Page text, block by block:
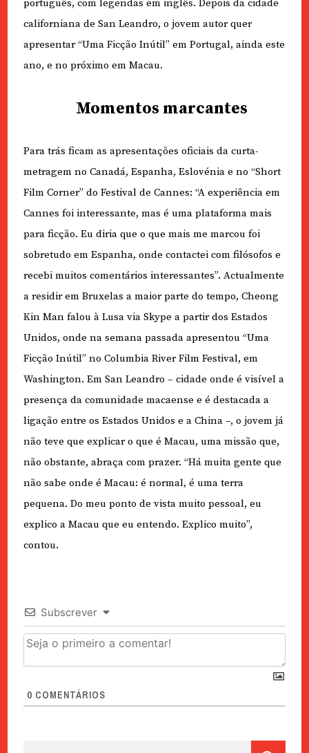
português, com legendas em inglês. Depois da cidade
californiana de San Leandro, o jovem autor quer
apresentar “Uma Ficção Inútil” em Portugal, ainda este
ano, e no próximo em Macau.
Momentos marcantes
Para trás ficam as apresentações oficiais da curta-
metragem no Canadá, Espanha, Eslovénia e no “Short
Film Corner” do Festival de Cannes: “A experiência em
Cannes foi interessante, mas é uma plataforma mais
para ficção. Eu diria que o que mais me marcou foi
sobretudo em Espanha, onde contactei com filósofos e
recebi muitos comentários interessantes”. Actualmente
a residir em Bruxelas a maior parte do tempo, Cheong
Kin Man falou à Lusa via Skype a partir dos Estados
Unidos, onde na semana passada apresentou “Uma
Ficção Inútil” no Columbia River Film Festival, em
Washington. Em San Leandro – cidade onde é visível a
presença da comunidade macaense e é destacada a
ligação entre os Estados Unidos e a China –, o jovem já
não teve que explicar o que é Macau, uma missão que,
não obstante, abraça com prazer. “Há muita gente que
não sabe onde é Macau: é normal, é uma terra
pequena. Do meu ponto de vista muito pessoal, eu
explico a Macau que eu entendo. Explico muito”,
contou.
Subscrever
0 COMENTÁRIOS